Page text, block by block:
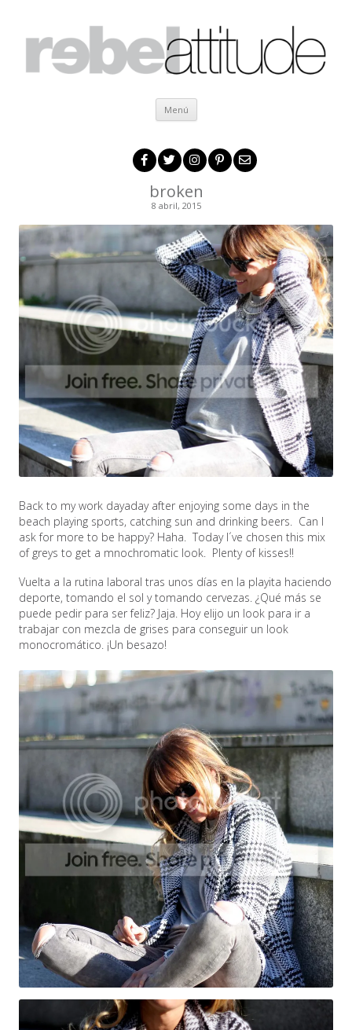
Menú Ir al contenido
broken
8 abril, 2015
Back to my work dayaday after enjoying some days in the
beach playing sports, catching sun and drinking beers. Can I
ask for more to be happy? Haha. Today I´ve chosen this mix
of greys to get a mnochromatic look. Plenty of kisses!!
Vuelta a la rutina laboral tras unos días en la playita haciendo
deporte, tomando el sol y tomando cervezas. ¿Qué más se
puede pedir para ser feliz? Jaja. Hoy elijo un look para ir a
trabajar con mezcla de grises para conseguir un look
monocromático. ¡Un besazo!